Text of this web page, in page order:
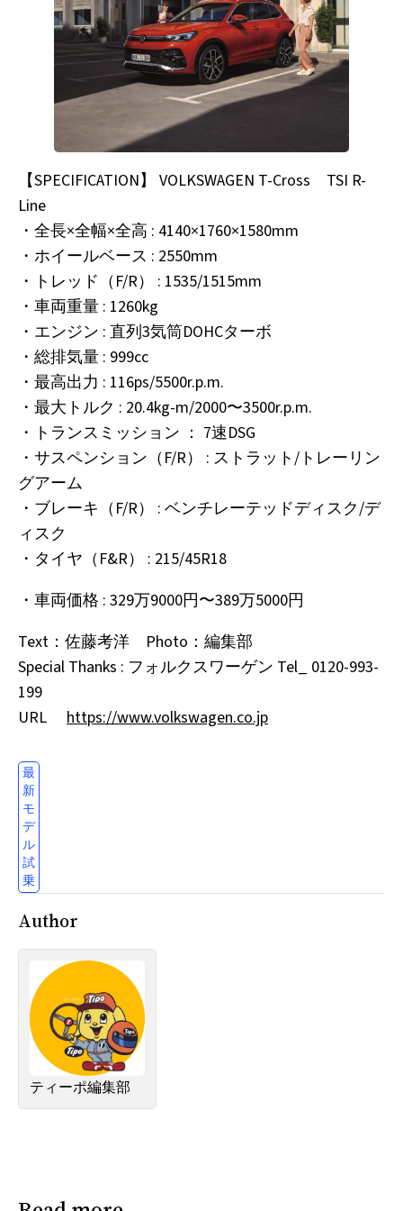
【SPECIFICATION】 VOLKSWAGEN T-Cross TSI R-
Line
・全長×全幅×全高 : 4140×1760×1580mm
・ホイールベース : 2550mm
・トレッド（F/R） : 1535/1515mm
・車両重量 : 1260kg
・エンジン : 直列3気筒DOHCターボ
・総排気量 : 999cc
・最高出力 : 116ps/5500r.p.m.
・最大トルク : 20.4kg-m/2000〜3500r.p.m.
・トランスミッション ： 7速DSG
・サスペンション（F/R） : ストラット/トレーリン
グアーム
・ブレーキ（F/R） : ベンチレーテッドディスク/デ
ィスク
・タイヤ（F&R） : 215/45R18
・車両価格 : 329万9000円〜389万5000円
Text：佐藤考洋 Photo：編集部
Special Thanks : フォルクスワーゲン Tel_ 0120-993-
199
URL https://www.volkswagen.co.jp
最
新
モ
デ
ル
試
乗
Author
ティーポ編集部